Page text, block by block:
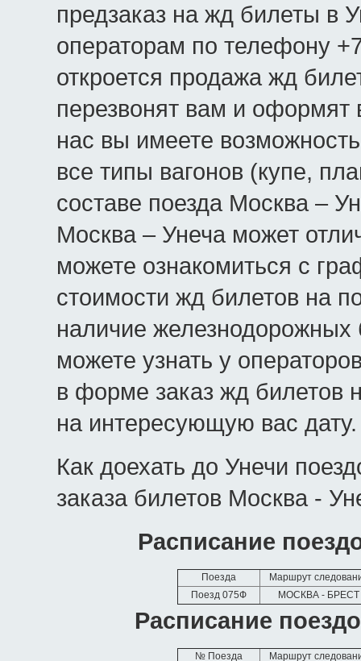
предзаказ на жд билеты в
операторам по телефону
откроется продажа жд
перезвонят вам и оформят
нас вы имеете
все типы вагонов (купе,
составе поезда Москва –
Москва – Унеча может
можете ознакомиться с
стоимости жд билетов на
наличие
можете узнать у
в форме заказ жд билетов
на интересующую вас дату.
Как доехать до Унечи
заказа билетов Москва -
Расписание
Поезда
Маршрут
Поезд 075Ф
МОСКВА - БРЕСТ
Расписание
№ Поезда Маршрут